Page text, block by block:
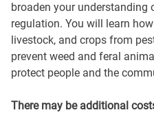
broaden your understanding
regulation. You will learn
livestock, and crops from
prevent weed and feral
protect people and the
There may be additional